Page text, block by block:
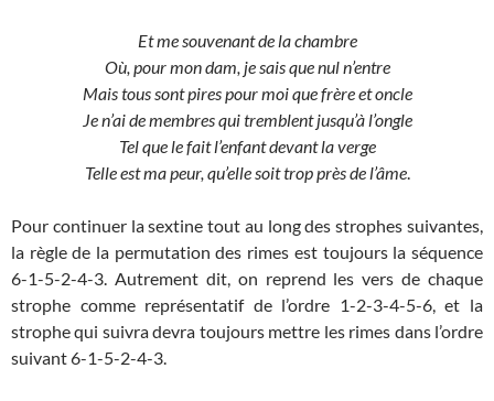
Et me souvenant de la chambre
Où, pour mon dam, je sais que nul n’entre
Mais tous sont pires pour moi que frère et oncle
Je n’ai de membres qui tremblent jusqu’à l’ongle
Tel que le fait l’enfant devant la verge
Telle est ma peur, qu’elle soit trop près de l’âme.
Pour continuer la sextine tout au long des strophes suivantes,
la règle de la permutation des rimes est toujours la séquence
6-1-5-2-4-3. Autrement dit, on reprend les vers de chaque
strophe comme représentatif de l’ordre 1-2-3-4-5-6, et la
strophe qui suivra devra toujours mettre les rimes dans l’ordre
suivant 6-1-5-2-4-3.